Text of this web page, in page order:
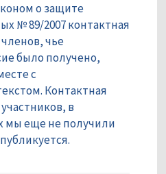
о защите
№ 89/2007 контактная
чье
было получено,
с
Контактная
в
мы еще не получили